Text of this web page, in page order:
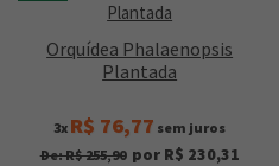
Orquídea Phalaenopsis
Plantada
3x R$ 76,77 sem juros
De: R$ 255,90 por R$ 230,31